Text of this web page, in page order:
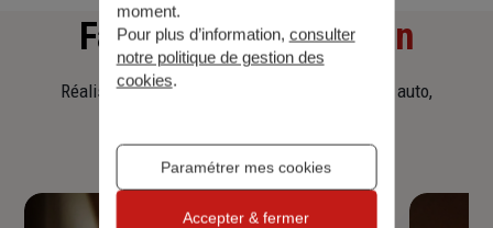
Faitesune simulation
Réalisez une simulation tarifaire d'assurance, auto,
moment.
Pour plus d’information, consulter
notre politique de gestion des
cookies.
Paramétrer mes cookies
Accepter & fermer